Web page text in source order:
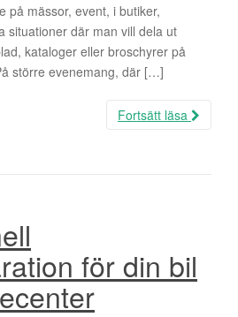
på mässor, event, i butiker,
situationer där man vill dela ut
kataloger eller broschyrer på
större evenemang, där […]
Fortsätt läsa
för din bil